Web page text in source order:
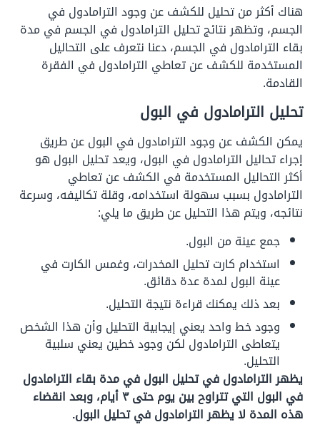
هناك أكثر من تحليل للكشف عن وجود الترامادول في
الجسم، وتظهر نتائج تحليل الترامادول في الجسم في مدة
بقاء الترامادول في الجسم، دعنا نتعرف على التحاليل
المستخدمة للكشف عن تعاطي الترامادول في الفقرة
القادمة.
تحليل الترامادول في البول
يمكن الكشف عن وجود الترامادول في البول عن طريق
إجراء تحاليل الترامادول في البول، ويعد تحليل البول هو
أكثر التحاليل المستخدمة في الكشف عن تعاطي
الترامادول بسبب سهولة استخدامه، وقلة تكاليفه، وسرعة
نتائجه، ويتم هذا التحليل عن طريق ما يلي:
جمع عينة من البول.
استخدام كارت تحليل المخدرات، وغمس الكارت في
عينة البول لمدة عدة دقائق.
بعد ذلك يمكنك قراءة نتيجة التحليل.
وجود خط واحد يعني إيجابية التحليل وأن هذا الشخص
يتعاطى الترامادول لكن وجود خطين يعني سلبية
التحليل.
يظهر الترامادول في تحليل البول في مدة بقاء الترامادول
في البول التي تتراوح بين يوم حتى ٣ أيام، وبعد انقضاء
هذه المدة لا يظهر الترامادول في تحليل البول.